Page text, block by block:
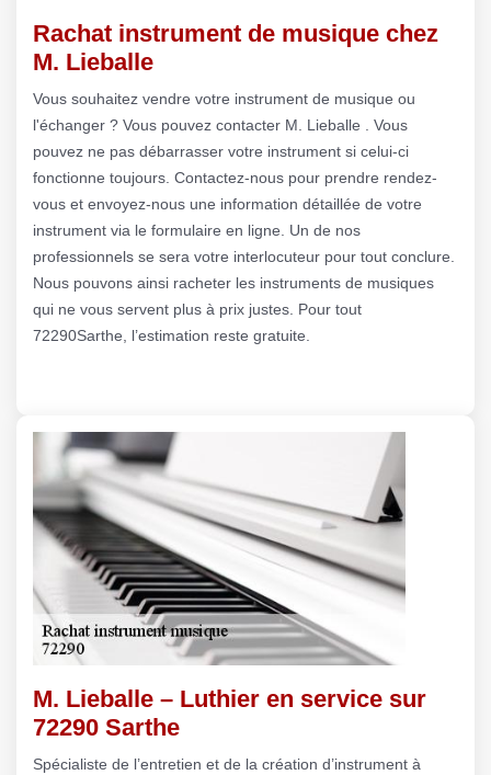
Rachat instrument de musique chez
M. Lieballe
Vous souhaitez vendre votre instrument de musique ou
l'échanger ? Vous pouvez contacter M. Lieballe . Vous
pouvez ne pas débarrasser votre instrument si celui-ci
fonctionne toujours. Contactez-nous pour prendre rendez-
vous et envoyez-nous une information détaillée de votre
instrument via le formulaire en ligne. Un de nos
professionnels se sera votre interlocuteur pour tout conclure.
Nous pouvons ainsi racheter les instruments de musiques
qui ne vous servent plus à prix justes. Pour tout
72290Sarthe, l’estimation reste gratuite.
M. Lieballe – Luthier en service sur
72290 Sarthe
Spécialiste de l’entretien et de la création d’instrument à